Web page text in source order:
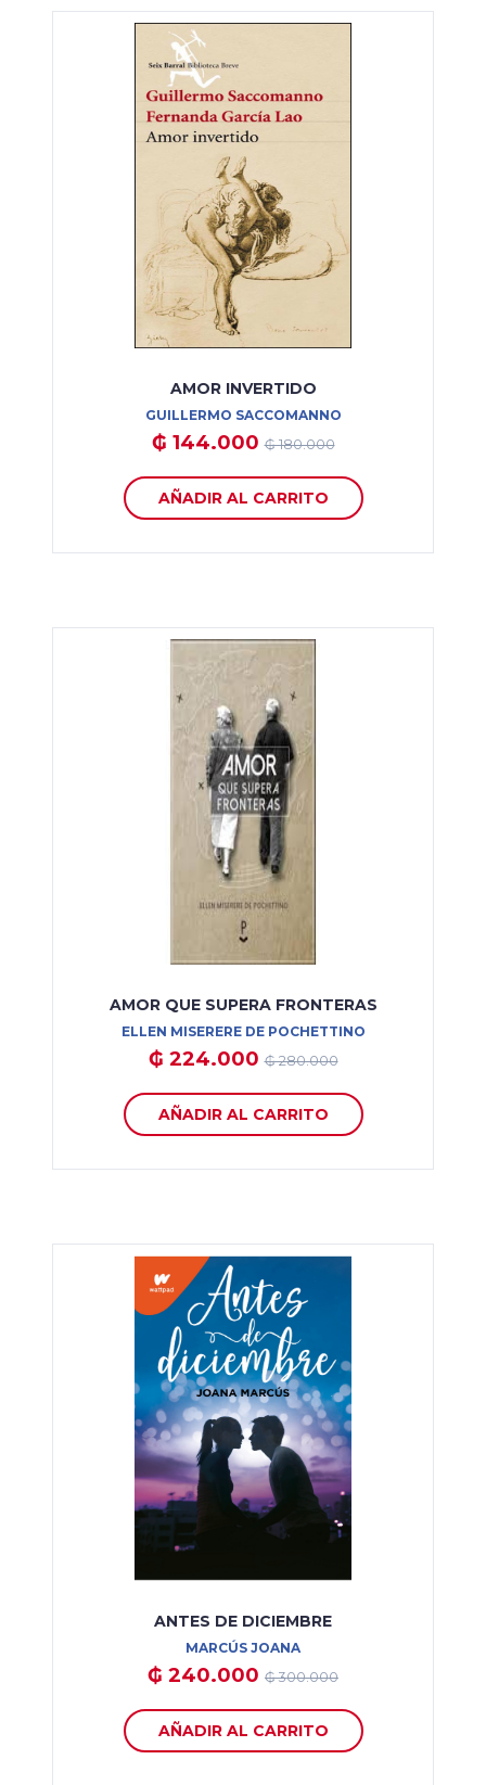
AMOR INVERTIDO
GUILLERMO SACCOMANNO
₲ 144.000₲ 180.000
AÑADIR AL CARRITO
AMOR QUE SUPERA FRONTERAS
ELLEN MISERERE DE POCHETTINO
₲ 224.000₲ 280.000
AÑADIR AL CARRITO
ANTES DE DICIEMBRE
MARCÚS JOANA
₲ 240.000 ₲ 300.000
AÑADIR AL CARRITO